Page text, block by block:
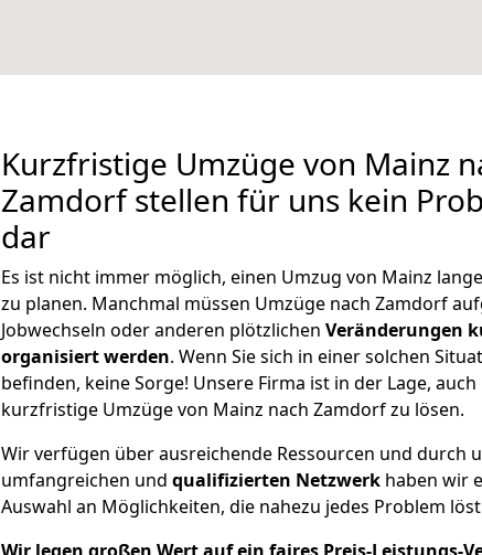
Kurzfristige Umzüge von Mainz
Zamdorf stellen für uns kein
dar
Es ist nicht immer möglich, einen Umzug von Mainz
zu planen. Manchmal müssen Umzüge nach Zamdorf
Jobwechseln oder anderen plötzlichen Veränderungen
organisiert werden. Wenn Sie sich in einer solchen
befinden, keine Sorge! Unsere Firma ist in der Lage, auch
kurzfristige Umzüge von Mainz nach Zamdorf zu lösen.
Wir verfügen über ausreichende Ressourcen und durch
umfangreichen und qualifizierten Netzwerk haben wir
Auswahl an Möglichkeiten, die nahezu jedes Problem